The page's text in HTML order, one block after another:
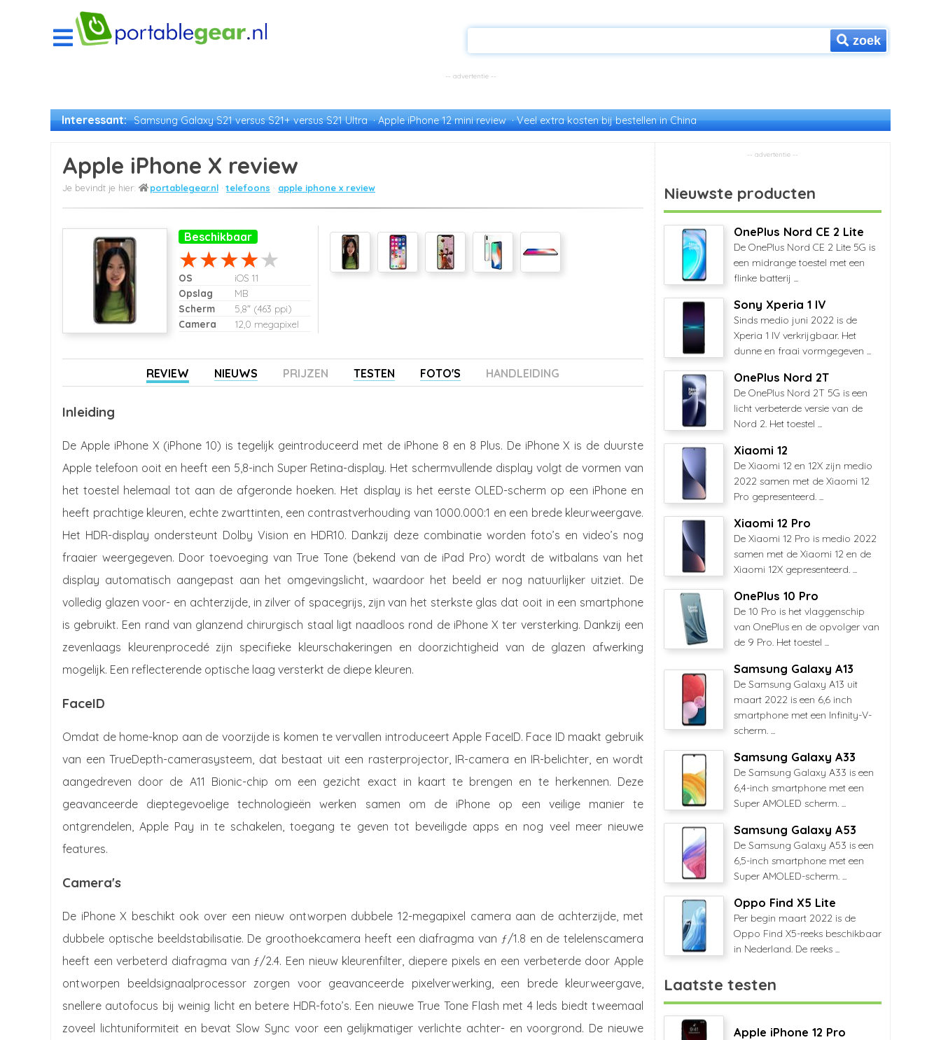
zoek
Interessant: Samsung Galaxy S21 versus S21+ versus S21 Ultra Apple iPhone 12 mini review Veel extra kosten bij bestellen in China
Apple iPhone X review
portablegear.nl telefoons apple iphone x review
Beschikbaar
OS
iOS 11
Opslag
MB
Scherm
5,8" (463 ppi)
Camera
12,0 megapixel
REVIEW NIEUWS PRIJZEN TESTEN FOTO'S HANDLEIDING
Inleiding
De Apple iPhone X (iPhone 10) is tegelijk geintroduceerd met de iPhone 8 en 8 Plus. De iPhone X is de duurste
Apple telefoon ooit en heeft een 5,8-inch Super Retina-display. Het schermvullende display volgt de vormen van
het toestel helemaal tot aan de afgeronde hoeken. Het display is het eerste OLED-scherm op een iPhone en
heeft prachtige kleuren, echte zwarttinten, een contrastverhouding van 1000.000:1 en een brede kleurweergave.
Het HDR-display ondersteunt Dolby Vision en HDR10. Dankzij deze combinatie worden foto’s en video’s nog
fraaier weergegeven. Door toevoeging van True Tone (bekend van de iPad Pro) wordt de witbalans van het
display automatisch aangepast aan het omgevingslicht, waardoor het beeld er nog natuurlijker uitziet. De
volledig glazen voor- en achterzijde, in zilver of spacegrijs, zijn van het sterkste glas dat ooit in een smartphone
is gebruikt. Een rand van glanzend chirurgisch staal ligt naadloos rond de iPhone X ter versterking. Dankzij een
zevenlaags kleurenprocedé zijn specifieke kleurschakeringen en doorzichtigheid van de glazen afwerking
mogelijk. Een reflecterende optische laag versterkt de diepe kleuren.
FaceID
Omdat de home-knop aan de voorzijde is komen te vervallen introduceert Apple FaceID. Face ID maakt gebruik
van een TrueDepth-camerasysteem, dat bestaat uit een rasterprojector, IR-camera en IR-belichter, en wordt
aangedreven door de A11 Bionic-chip om een gezicht exact in kaart te brengen en te herkennen. Deze
geavanceerde dieptegevoelige technologieën werken samen om de iPhone op een veilige manier te
ontgrendelen, Apple Pay in te schakelen, toegang te geven tot beveiligde apps en nog veel meer nieuwe
features.
Camera's
De iPhone X beschikt ook over een nieuw ontworpen dubbele 12-megapixel camera aan de achterzijde, met
dubbele optische beeldstabilisatie. De groothoekcamera heeft een diafragma van ƒ/1.8 en de telelenscamera
heeft een verbeterd diafragma van ƒ/2.4. Een nieuw kleurenfilter, diepere pixels en een verbeterde door Apple
ontworpen beeldsignaalprocessor zorgen voor geavanceerde pixelverwerking, een brede kleurweergave,
snellere autofocus bij weinig licht en betere HDR-foto’s. Een nieuwe True Tone Flash met 4 leds biedt tweemaal
zoveel lichtuniformiteit en bevat Slow Sync voor een gelijkmatiger verlichte achter- en voorgrond. De nieuwe
Nieuwste producten
OnePlus Nord CE 2 Lite
De OnePlus Nord CE 2 Lite 5G is
een midrange toestel met een
flinke batterij ...
Sony Xperia 1 IV
Sinds medio juni 2022 is de
Xperia 1 IV verkrijgbaar. Het
dunne en fraai vormgegeven ...
OnePlus Nord 2T
De OnePlus Nord 2T 5G is een
licht verbeterde versie van de
Nord 2. Het toestel ...
Xiaomi 12
De Xiaomi 12 en 12X zijn medio
2022 samen met de Xiaomi 12
Pro gepresenteerd. ...
Xiaomi 12 Pro
De Xiaomi 12 Pro is medio 2022
samen met de Xiaomi 12 en de
Xiaomi 12X gepresenteerd. ...
OnePlus 10 Pro
De 10 Pro is het vlaggenschip
van OnePlus en de opvolger van
de 9 Pro. Het toestel ...
Samsung Galaxy A13
De Samsung Galaxy A13 uit
maart 2022 is een 6,6 inch
smartphone met een Infinity-V-
scherm. ...
Samsung Galaxy A33
De Samsung Galaxy A33 is een
6,4-inch smartphone met een
Super AMOLED scherm. ...
Samsung Galaxy A53
De Samsung Galaxy A53 is een
6,5-inch smartphone met een
Super AMOLED-scherm. ...
Oppo Find X5 Lite
Per begin maart 2022 is de
Oppo Find X5-reeks beschikbaar
in Nederland. De reeks ...
Laatste testen
Apple iPhone 12 Pro